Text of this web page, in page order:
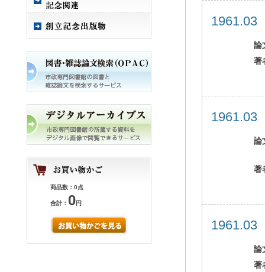
商品数：0点
合計： 0円
論
著
論
著
論
著